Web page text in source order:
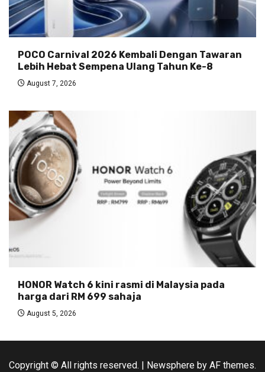
POCO Carnival 2026 Kembali Dengan Tawaran
Lebih Hebat Sempena Ulang Tahun Ke-8
August 7, 2026
HONOR Watch 6 kini rasmi di Malaysia pada
harga dari RM 699 sahaja
August 5, 2026
Copyright © All rights reserved. | Newsphere by AF themes.